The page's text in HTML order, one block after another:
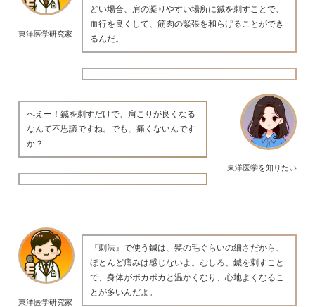
東洋医学研究家
どい場合、肩の凝りやすい場所に鍼を刺すことで、
血行を良くして、筋肉の緊張を和らげることができ
るんだ。
東洋医学を知りたい
へえー！鍼を刺すだけで、肩こりが良くなる
なんて不思議ですね。でも、痛くないんです
か？
東洋医学研究家
『刺法』で使う鍼は、髪の毛ぐらいの細さだから、
ほとんど痛みは感じないよ。むしろ、鍼を刺すこと
で、身体がポカポカと温かくなり、心地よくなるこ
とが多いんだよ。